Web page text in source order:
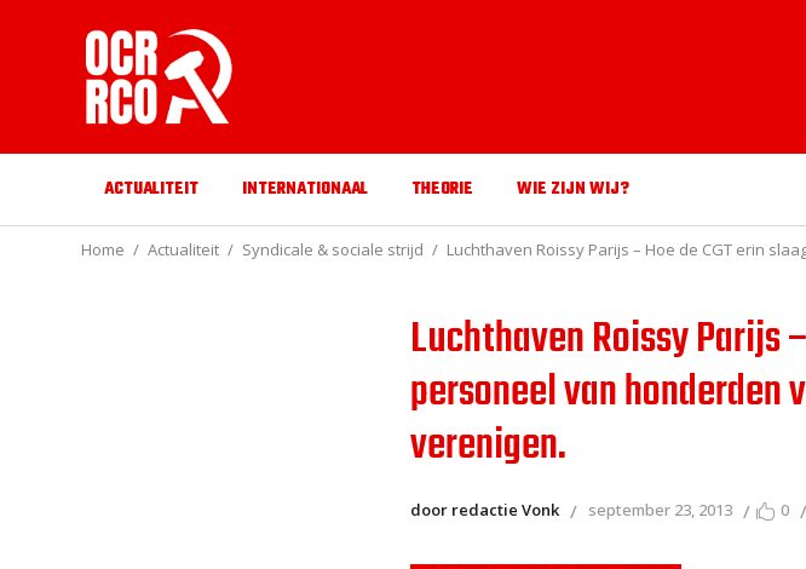
ACTUALITEIT INTERNATIONAAL THEORIE WIE ZIJN WIJ?
Home Actualiteit Syndicale & sociale strijd Luchthaven Roissy Parijs – Hoe de CGT erin
Luchthaven Roissy Parijs
personeel van
verenigen.
door redactie Vonk september 23, 2013 0